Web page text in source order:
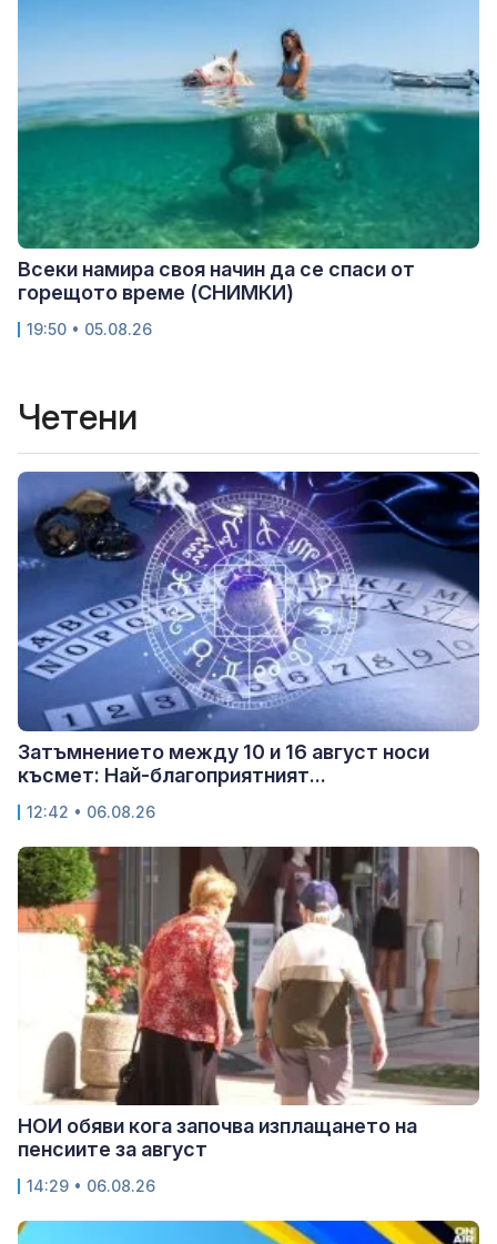
Всеки намира своя начин да се спаси от
горещото време (СНИМКИ)
19:50 • 05.08.26
Четени
Затъмнението между 10 и 16 август носи
късмет: Най-благоприятният...
12:42 • 06.08.26
НОИ обяви кога започва изплащането на
пенсиите за август
14:29 • 06.08.26